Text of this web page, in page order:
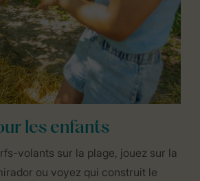
les enfants
volants sur la plage, jouez sur la
ou voyez qui construit le